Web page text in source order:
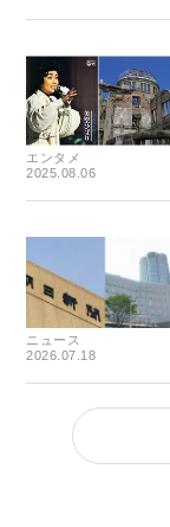
エンタメ
2025.08.06
ニュース
2026.07.18